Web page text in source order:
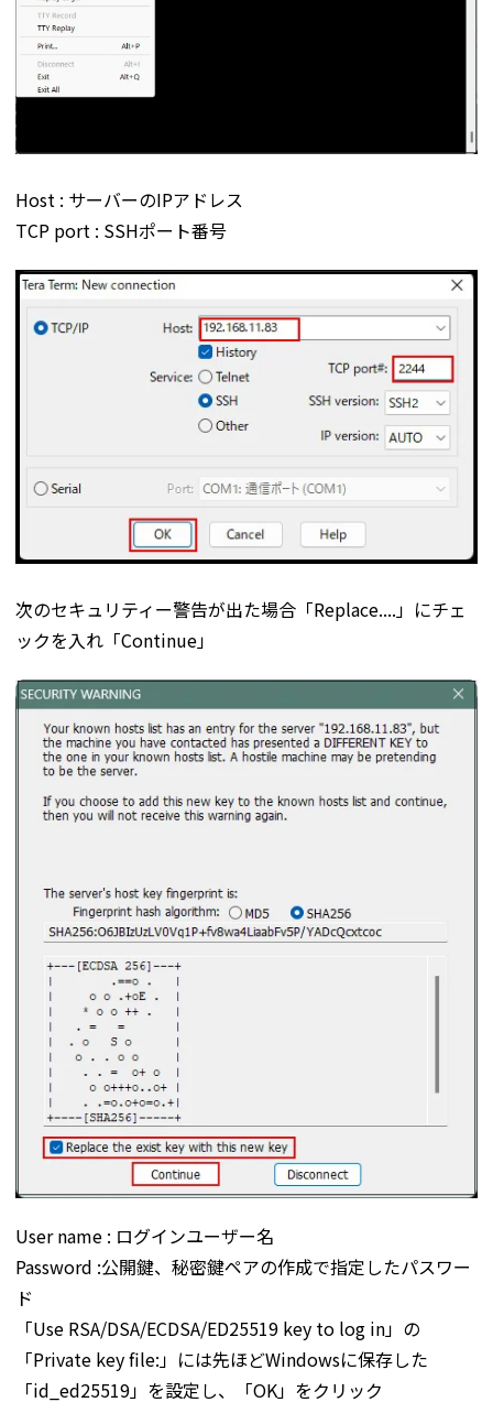
Host : サーバーのIPアドレス
TCP port : SSHポート番号
次のセキュリティー警告が出た場合「Replace....」にチェ
ックを入れ「Continue」
User name : ログインユーザー名
Password :公開鍵、秘密鍵ペアの作成で指定したパスワー
ド
「Use RSA/DSA/ECDSA/ED25519 key to log in」の
「Private key file:」には先ほどWindowsに保存した
「id_ed25519」を設定し、「OK」をクリック